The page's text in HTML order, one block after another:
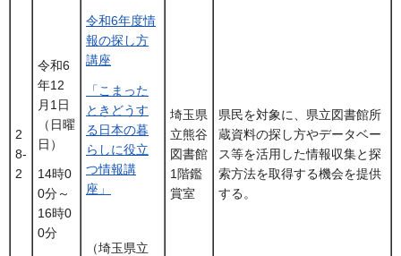
2
8-
2
令和6
年12
月1日
（日曜
日）
14時0
0分～
16時0
0分
令和6年度情
報の探し方
講座
「こまった
ときどうす
る日本の暮
らしに役立
つ情報講
座」
（埼玉県立
埼玉県
立熊谷
図書館
1階鑑
賞室
県民を対象に、県立図書館所
蔵資料の探し方やデータベー
ス等を活用した情報収集と探
索方法を取得する機会を提供
する。